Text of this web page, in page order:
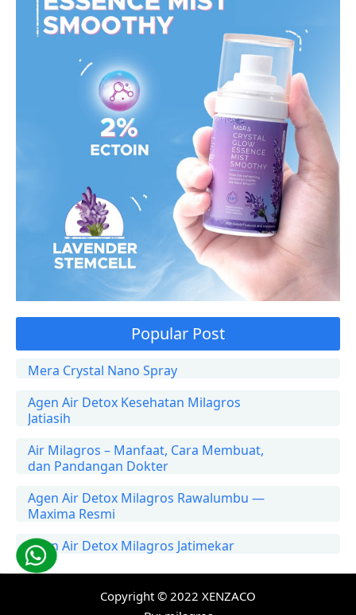
Popular Post
Mera Crystal Nano Spray
Agen Air Detox Kesehatan Milagros
Jatiasih
Air Milagros – Manfaat, Cara Membuat,
dan Pandangan Dokter
Agen Air Detox Milagros Rawalumbu —
Maxima Resmi
Agen Air Detox Milagros Jatimekar
Copyright © 2022 XENZACO